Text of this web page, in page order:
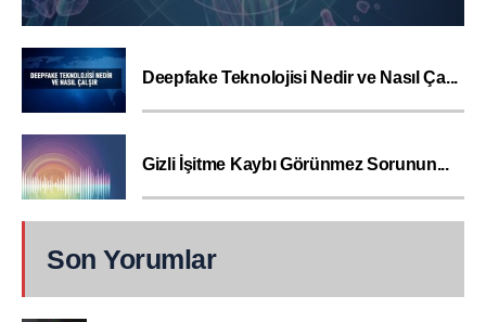
Deepfake Teknolojisi Nedir ve Nasıl Ça...
Gizli İşitme Kaybı Görünmez Sorunun...
Son Yorumlar